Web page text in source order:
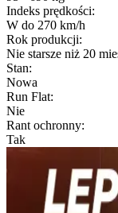
Indeks prędkości:
W do 270 km/h
Rok produkcji:
Nie starsze niż 20
Stan:
Nowa
Run Flat:
Nie
Rant ochronny:
Tak